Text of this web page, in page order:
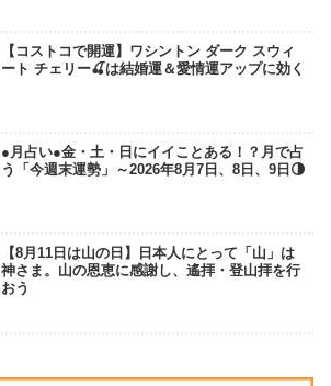
【コストコで開運】ワシントン ダーク スウィ
ート チェリー🍒は結婚運＆愛情運アップに効く
●月占い●金・土・日にイイことある！？月で占
う「今週末運勢」～2026年8月7日、8日、9日🌗
【8月11日は山の日】日本人にとって「山」は
神さま。山の恩恵に感謝し、遙拝・登山拝を行
おう